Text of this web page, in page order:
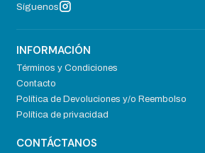
Síguenos
INFORMACIÓN
Términos y Condiciones
Contacto
Política de Devoluciones y/o Reembolso
Política de privacidad
CONTÁCTANOS